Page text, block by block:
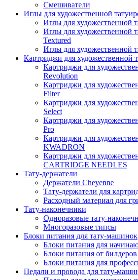
Смешиватели
Иглы для художественной
Иглы для художественной
Иглы для художественной
Textured
Иглы для художественной
Картриджи для художественной
Картриджи для
Revolution
Картриджи для
Filter
Картриджи для
Select
Картриджи для
Pro
Картриджи для
KWADRON
Картриджи для
CARTRIDGE NEEDLES
Тату-держатели
Держатели Cheyenne
Тату-держатели для
Расходный материал для
Тату-наконечники
Одноразовые тату-
Многоразовые типсы
Блоки питания для тату-машинок
Блоки питания для
Блоки питания от билдеров
Блоки питания для
Педали и провода для тату-